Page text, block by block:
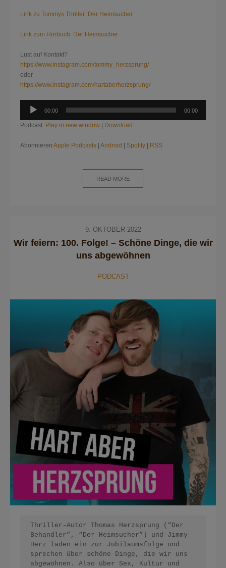
Link zu Tommys Thriller: Der Heimsucher
Link zum Hörbuch: Der Heimsucher
Lust auf Kontakt?
https://www.instagram.com/tommy_herzsprung/
oder
https://www.instagram.com/hartaberherzsprung/
Audio-
00:00 00:00
Podcast: Play in new window | Download
Abonnieren Apple Podcasts | Android | Spotify | RSS
READ MORE
9. OKTOBER 2022
Wir feiern: 100. Folge! – Schöne Dinge, die wir
uns abgewöhnen
PODCAST
Thriller-Autor Thomas Herzsprung (“Der
Behandler”, “Der Heimsucher”) und Jimmy
Herz laden ein zur Jubiläumsfolge und
sprechen über schöne Dinge, die wir uns
abgewöhnen. Also über Sex, Kultur und